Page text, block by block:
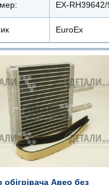
EuroEx
обігрівача Авео без